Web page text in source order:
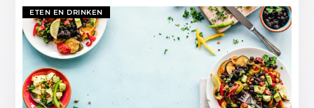
ETEN EN DRINKEN